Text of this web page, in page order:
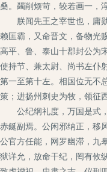
桑。蠲削烦苛，较若画一，
朕闻先王之宰世也，庸勋
赖匡霸，又命晋文，备物光
高平、鲁、泰山十郡封公为
使持节、兼太尉、尚书左仆
第一至第十左。相国位无不
策；进扬州刺史为牧，领征
公纪纲礼度，万国是式，
赤鋋副焉。公闲邪纳正，移
公官方任能，网罗幽滞，九
狱详允，放命干纪，罔有攸